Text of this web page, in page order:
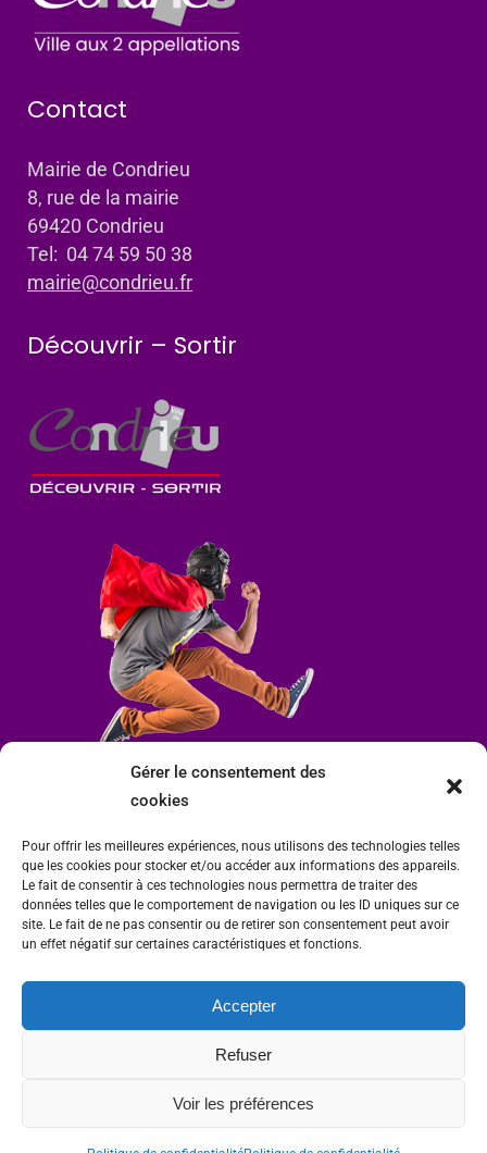
Gérer le consentement des
cookies
Pour offrir les meilleures expériences, nous utilisons des technologies telles
que les cookies pour stocker et/ou accéder aux informations des appareils.
Le fait de consentir à ces technologies nous permettra de traiter des
données telles que le comportement de navigation ou les ID uniques sur ce
site. Le fait de ne pas consentir ou de retirer son consentement peut avoir
un effet négatif sur certaines caractéristiques et fonctions.
Accepter
Refuser
Voir les préférences
Contact
Mairie de Condrieu
8, rue de la mairie
69420 Condrieu
Tel: 04 74 59 50 38
mairie@condrieu.fr
Découvrir – Sortir
Mairie de Condrieu | Copyright © 2023 |Mentions légales
Thierry Caizes Freelance| Photos parOmbre et Matière - Photographe